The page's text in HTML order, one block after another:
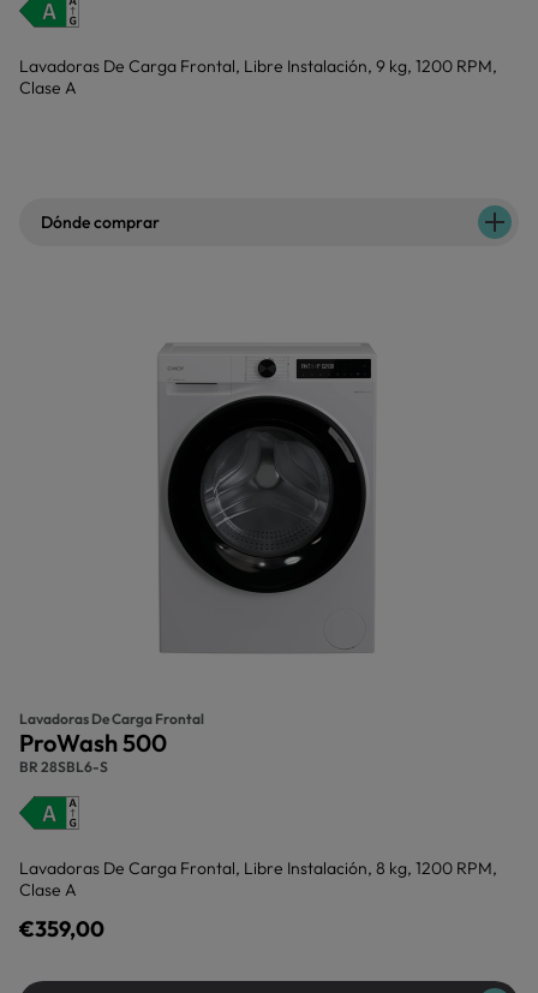
Lavadoras De Carga Frontal, Libre Instalación, 9 kg, 1200 RPM,
Clase A
Dónde comprar
Lavadoras De Carga Frontal
ProWash 500
BR 28SBL6-S
Lavadoras De Carga Frontal, Libre Instalación, 8 kg, 1200 RPM,
Clase A
€359,00